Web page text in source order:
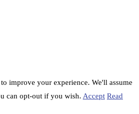
improve your experience. We'll assume
can opt-out if you wish. Accept Read